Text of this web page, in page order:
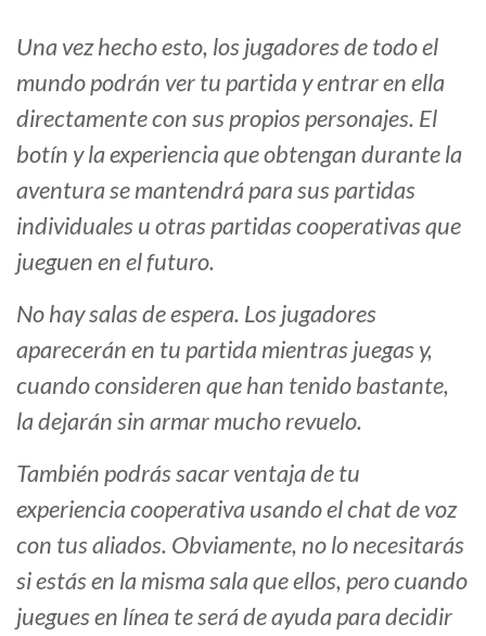
Una vez hecho esto, los jugadores de todo el
mundo podrán ver tu partida y entrar en ella
directamente con sus propios personajes. El
botín y la experiencia que obtengan durante la
aventura se mantendrá para sus partidas
individuales u otras partidas cooperativas que
jueguen en el futuro.
No hay salas de espera. Los jugadores
aparecerán en tu partida mientras juegas y,
cuando consideren que han tenido bastante,
la dejarán sin armar mucho revuelo.
También podrás sacar ventaja de tu
experiencia cooperativa usando el chat de voz
con tus aliados. Obviamente, no lo necesitarás
si estás en la misma sala que ellos, pero cuando
juegues en línea te será de ayuda para decidir